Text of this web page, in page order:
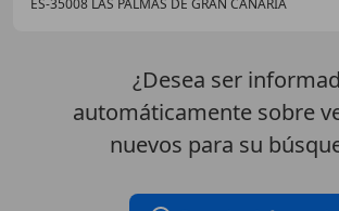
¿Desea ser
automáticamente sobre
nuevos para su